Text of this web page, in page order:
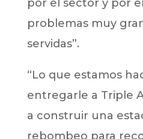
por el sector y por
problemas muy
servidas”.
“Lo que estamos
entregarle a Triple
a construir una
rebombeo para